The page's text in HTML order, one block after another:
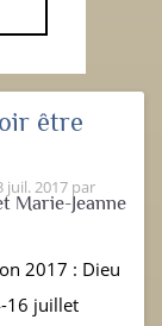
être
juil. 2017 par
Marie-Jeanne
2017 : Dieu
16 juillet